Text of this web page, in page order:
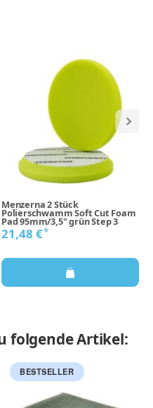
Menzerna 2 Stück
Polierschwamm Soft Cut Foam
Pad 95mm/3,5" grün Step 3
21,48 €*
folgende Artikel:
BESTSELLER